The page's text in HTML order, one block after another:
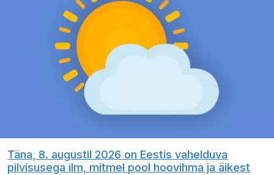
Täna, 8. augustil 2026 on Eestis vahelduva
pilvisusega ilm, mitmel pool hoovihma ja äikest